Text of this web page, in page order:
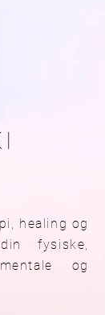
healing og
fysiske,
og